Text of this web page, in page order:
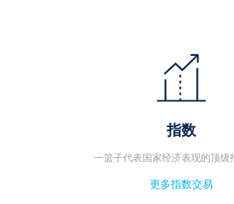
指数
一篮子代表国家经济表现的顶级
更多指数交易